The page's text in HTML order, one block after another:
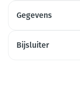
Gegevens
Bijsluiter